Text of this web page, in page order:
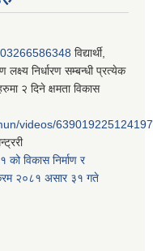
विद्यार्थी,
लक्ष्य निर्धारण सम्बन्धी प्रत्येक
२ दिने क्षमता विकास
videos/639019225124197
विकास निर्माण र
२०८१ असार ३१ गते